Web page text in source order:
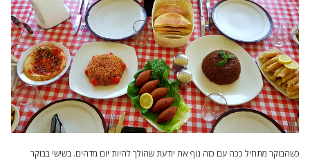
כשהבוקר מתחיל ככה עם כזה נוף את יודעת שהולך להיות יום מדהים. בשישי בבוקר